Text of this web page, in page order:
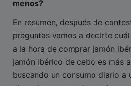
menos?
En resumen, después de
preguntas vamos a decirte
a la hora de comprar jamón
jamón ibérico de cebo es más
buscando un consumo diario a